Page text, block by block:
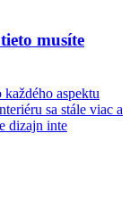
musíte
aspektu
sa stále viac a
dizajn inte